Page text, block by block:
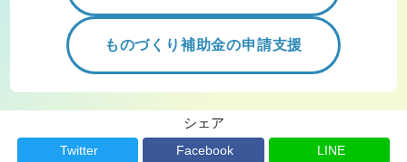
ものづくり補助金の申請支援
シェア
Twitter Facebook LINE